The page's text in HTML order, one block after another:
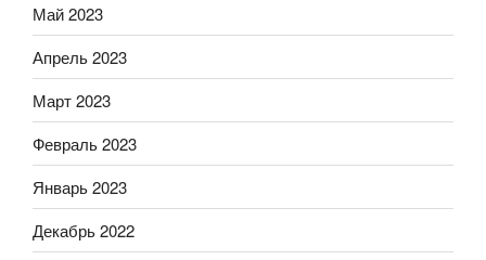
Май 2023
Апрель 2023
Март 2023
Февраль 2023
Январь 2023
Декабрь 2022